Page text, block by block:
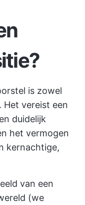
is zowel
Het vereist een
duidelijk
het vermogen
kernachtige,
van een
(we